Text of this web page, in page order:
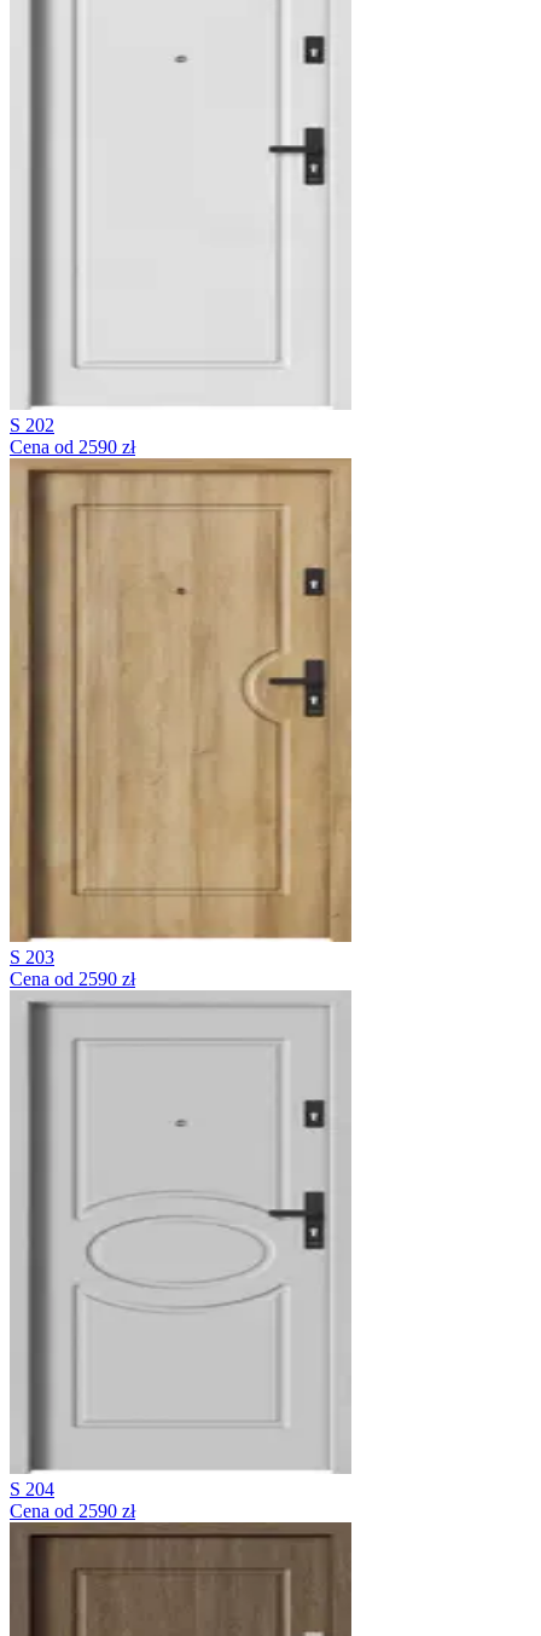
S 202
Cena od 2590 zł
S 203
Cena od 2590 zł
S 204
Cena od 2590 zł